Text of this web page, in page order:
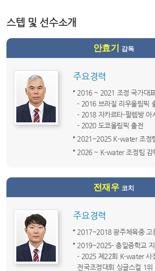
스텝 및 선수소개
안효기 감독
주요경력
2016 ~ 2021 조정 국가대
- 2016 브라질 리우올림픽
- 2018 자카르타-팔렘방 아
- 2020 도쿄올림픽 출전
2021~2025 K-water 조정
2026 ~ K-water 조정팀 감
전재우 코치
주요경력
2017~2018 광주체육중·고
2019~2025- 충일중학교
- 2025 제22회 K-water 사
전국조정대회 싱글스컬 1위